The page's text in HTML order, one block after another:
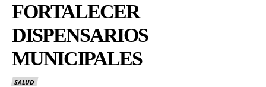
FORTALECER
DISPENSARIOS
MUNICIPALES
SALUD